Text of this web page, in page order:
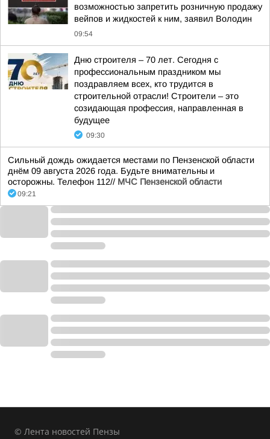
возможностью запретить розничную продажу
вейпов и жидкостей к ним, заявил Володин
09:54
Дню строителя – 70 лет. Сегодня с
профессиональным праздником мы
поздравляем всех, кто трудится в
строительной отрасли! Строители – это
созидающая профессия, направленная в
будущее
09:30
Сильный дождь ожидается местами по Пензенской области
днём 09 августа 2026 года. Будьте внимательны и
осторожны. Телефон 112// МЧС Пензенской области
09:21
© Лента новостей Пензы